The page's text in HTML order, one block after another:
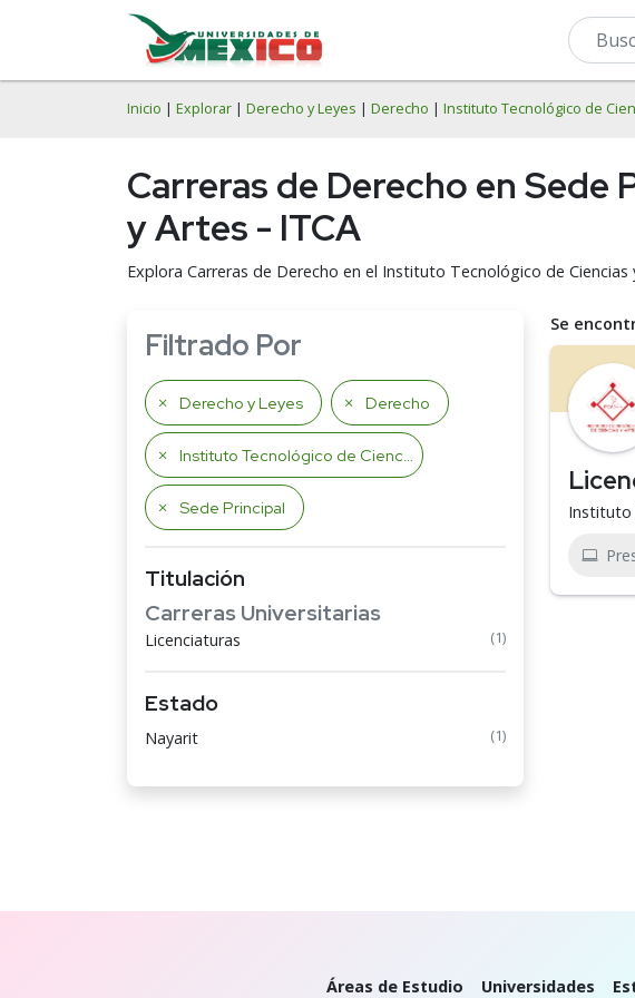
Inicio | Explorar | Derecho y Leyes | Derecho | Instituto Tecnológico de
Carreras de Derecho en Sede
y Artes - ITCA
Explora Carreras de Derecho en el Instituto Tecnológico de Ciencias
Filtrado Por
Derecho y Leyes Derecho
Instituto Tecnológico de Ciencias y Artes
Sede Principal
Titulación
Carreras Universitarias
Licenciaturas (1)
Estado
Nayarit (1)
Se
Instituto
Áreas de Estudio Universidades